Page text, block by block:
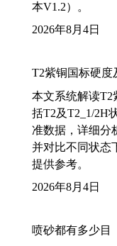
本V1.2）。
2026年8月4日
T2紫铜国标硬度
本文系统解读T2
括T2及T2_1/2H
准数据，详细分
并对比不同状态
提供参考。
2026年8月4日
喷砂都有多少目